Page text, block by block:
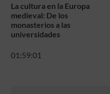
La cultura en la Europa
medieval: De los
monasterios a las
universidades
01:59:01